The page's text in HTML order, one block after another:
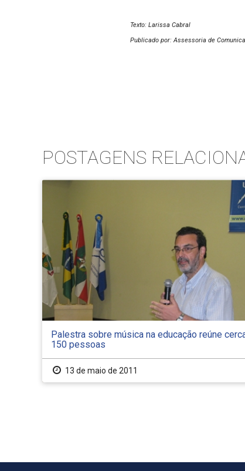
Texto: Larissa Cabral
Publicado por: Assessoria de
POSTAGENS
Palestra sobre música na educação reúne
150 pessoas
13 de maio de 2011